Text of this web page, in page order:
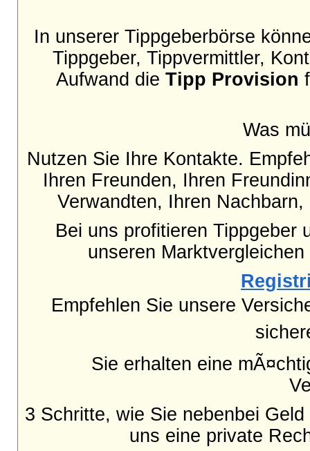
In unserer Tippgeberbörse
Tippgeber, Tippvermittler,
Aufwand die Tipp Provision
Was
Nutzen Sie Ihre Kontakte.
Ihren Freunden, Ihren
Verwandten, Ihren
Bei uns profitieren Tippgeber
unseren
Empfehlen Sie unsere
Sie erhalten eine
3 Schritte, wie Sie nebenbei
uns eine private